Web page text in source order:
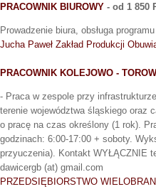
PRACOWNIK BIUROWY - od 1 850
Prowadzenie biura, obsługa
Jucha Paweł Zakład Produkcji
PRACOWNIK KOLEJOWO -
- Praca w zespole przy
terenie województwa śląskiego oraz
o pracę na czas określony (1 rok).
godzinach: 6:00-17:00 + soboty.
przyuczenia). Kontakt WYŁĄCZNIE
dawicergb (at) gmail.com
PRZEDSIĘBIORSTWO